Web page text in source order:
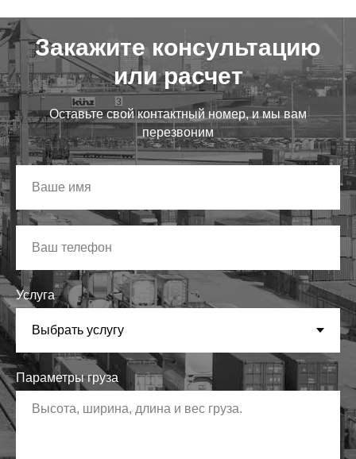
Закажите консультацию
или расчет
Оставьте свой контактный номер, и мы вам
перезвоним
Услуга
Параметры груза